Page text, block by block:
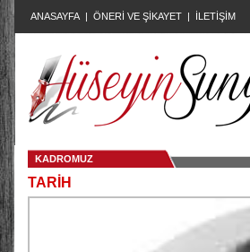
ANASAYFA | ÖNERİ VE ŞİKAYET | İLETİŞİM
KADROMUZ
TARİH